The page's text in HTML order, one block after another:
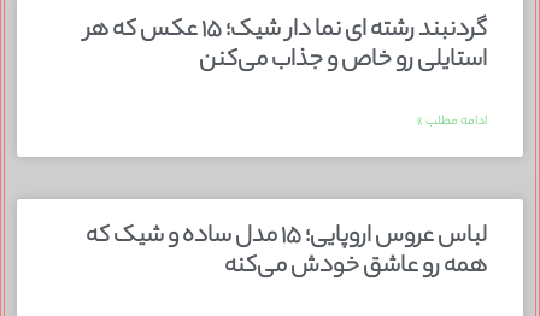
گردنبند رشته ای نما دار شیک؛ ۱۵ عکس که هر
استایلی رو خاص و جذاب می‌کنن
ادامه مطلب »
لباس عروس اروپایی؛ ۱۵ مدل ساده و شیک که
همه رو عاشق خودش می‌کنه